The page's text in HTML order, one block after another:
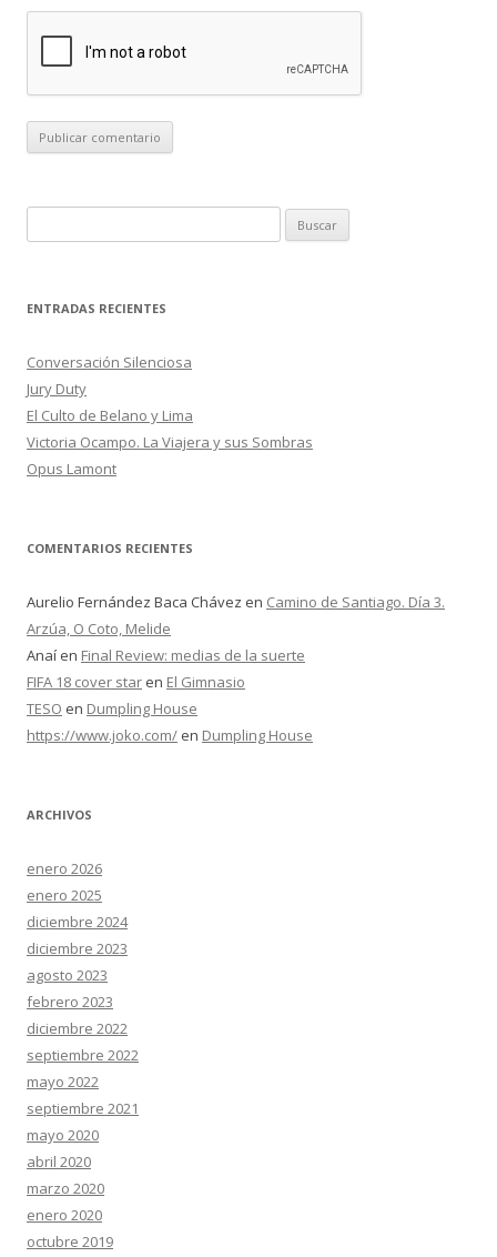
u
c
r
:
ENTRADAS RECIENTES
Conversación Silenciosa
Jury Duty
El Culto de Belano y Lima
Victoria Ocampo. La Viajera y sus Sombras
Opus Lamont
COMENTARIOS RECIENTES
Aurelio Fernández Baca Chávez en Camino de Santiago. Día 3.
Arzúa, O Coto, Melide
Anaí en Final Review: medias de la suerte
FIFA 18 cover star en El Gimnasio
TESO en Dumpling House
https://www.joko.com/ en Dumpling House
ARCHIVOS
enero 2026
enero 2025
diciembre 2024
diciembre 2023
agosto 2023
febrero 2023
diciembre 2022
septiembre 2022
mayo 2022
septiembre 2021
mayo 2020
abril 2020
marzo 2020
enero 2020
octubre 2019